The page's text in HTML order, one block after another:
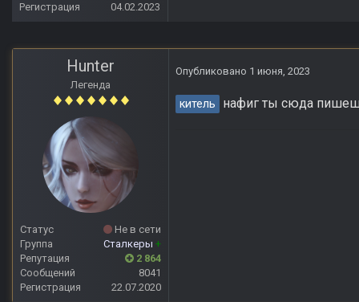
Регистрация
04.02.2023
Hunter
Легенда
Статус
Не в сети
Группа
Сталкеры +
Репутация
2 864
Сообщений
8041
Регистрация
22.07.2020
Опубликовано 1 июня, 2023
китель нафиг ты сюда